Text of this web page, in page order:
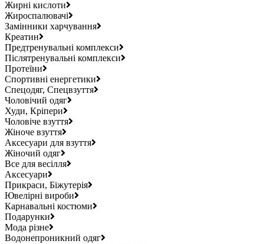
Жирні кислоти
Жироспалювачі
Замінники харчування
Креатин
Предтренувальні комплекси
Післятренувальні комплекси
Протеїни
Спортивні енергетики
Спецодяг, Спецвзуття
Чоловічий одяг
Худи, Кріпери
Чоловіче взуття
Жіноче взуття
Аксесуари для взуття
Жіночий одяг
Все для весілля
Аксесуари
Прикраси, Біжутерія
Ювелірні вироби
Карнавальні костюми
Подарунки
Мода різне
Водонепроникний одяг